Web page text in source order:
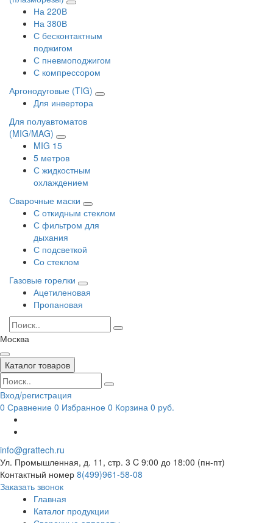
На 220В
На 380В
С бесконтактным
поджигом
С пневмоподжигом
С компрессором
Аргонодуговые (TIG)
Для инвертора
Для полуавтоматов
(MIG/MAG)
MIG 15
5 метров
С жидкостным
охлаждением
Сварочные маски
С откидным стеклом
С фильтром для
дыхания
С подсветкой
Со стеклом
Газовые горелки
Ацетиленовая
Пропановая
Москва
Каталог товаров
Вход/регистрация
0 Сравнение 0 Избранное 0 Корзина 0 руб.
info@grattech.ru
Ул. Промышленная, д. 11, стр. 3 C 9:00 до 18:00 (пн-пт)
Контактный номер 8(499)961-58-08
Заказать звонок
Главная
Каталог продукции